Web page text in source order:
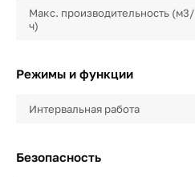
Макс. производительность (м3/
ч)
Режимы и функции
Интервальная работа
Безопасность